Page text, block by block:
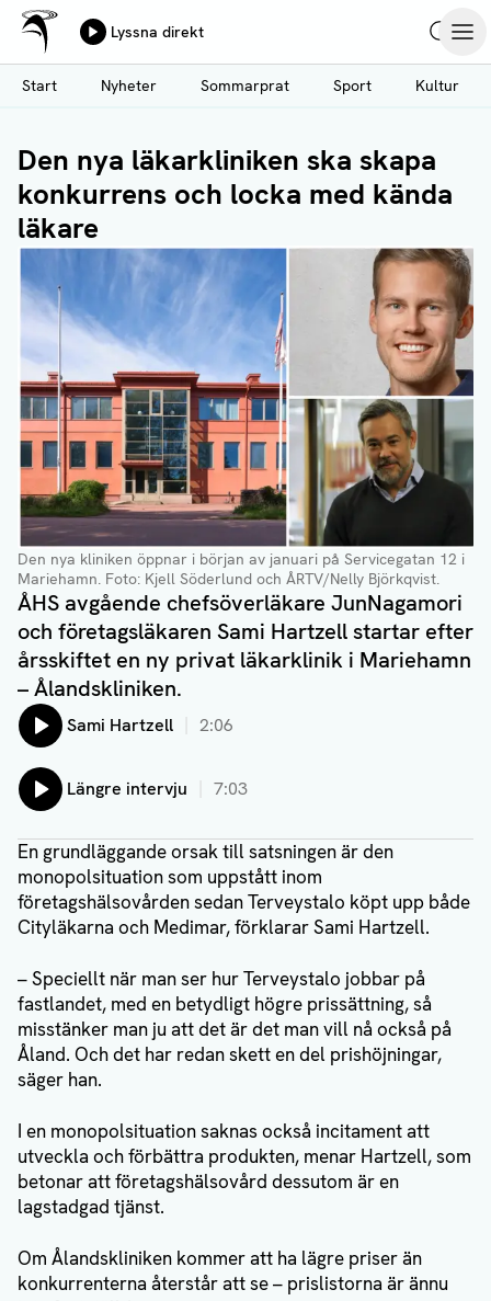
Hoppa
till
huvudinnehåll
Ålands Radio & TV
Lyssna direkt
Start
Nyheter Sommarprat Sport Kultur
Den nya läkarkliniken ska skapa
konkurrens och locka med kända
läkare
Den nya kliniken öppnar i början av januari på Servicegatan 12 i
Mariehamn. Foto: Kjell Söderlund och ÅRTV/Nelly Björkqvist.
ÅHS avgående chefsöverläkare JunNagamori
och företagsläkaren Sami Hartzell startar efter
årsskiftet en ny privat läkarklinik i Mariehamn
– Ålandskliniken.
Lyssna på:
Sami Hartzell 2:06
Lyssna på:
Längre intervju 7:03
En grundläggande orsak till satsningen är den
monopolsituation som uppstått inom
företagshälsovården sedan Terveystalo köpt upp både
Cityläkarna och Medimar, förklarar Sami Hartzell.
– Speciellt när man ser hur Terveystalo jobbar på
fastlandet, med en betydligt högre prissättning, så
misstänker man ju att det är det man vill nå också på
Åland. Och det har redan skett en del prishöjningar,
säger han.
I en monopolsituation saknas också incitament att
utveckla och förbättra produkten, menar Hartzell, som
betonar att företagshälsovård dessutom är en
lagstadgad tjänst.
Om Ålandskliniken kommer att ha lägre priser än
konkurrenterna återstår att se – prislistorna är ännu